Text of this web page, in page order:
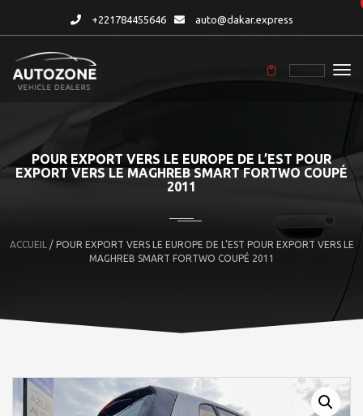
+221784455646 auto@dakar.express
POUR EXPORT VERS LE EUROPE DE L’EST POUR
EXPORT VERS LE MAGHREB SMART FORTWO COUPÉ
2011
ACCUEIL / POUR EXPORT VERS LE EUROPE DE L’EST POUR EXPORT VERS LE
MAGHREB SMART FORTWO COUPÉ 2011